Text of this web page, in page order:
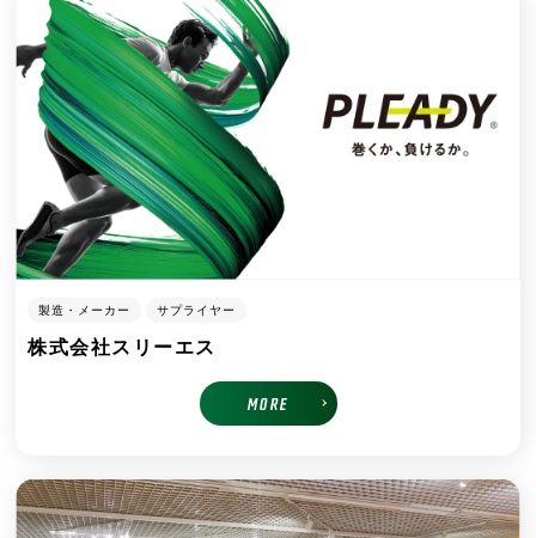
製造・メーカー サプライヤー
株式会社スリーエス
MORE